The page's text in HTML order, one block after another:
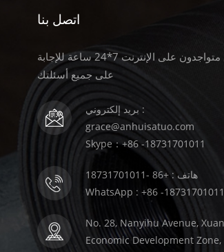
اتصل بنا
نحن متواجدون على الإنترنت 7*24 ساعة للإجابة
على جميع أسئلتك
بريد إلكتروني :
grace@anhuisatuo.com
Skype：+86 -18731701011
هاتف : +86 -18731701011
WhatsApp : +86 -18731701011
No. 28, Nanyihu Avenue,
Economic Development Zone,